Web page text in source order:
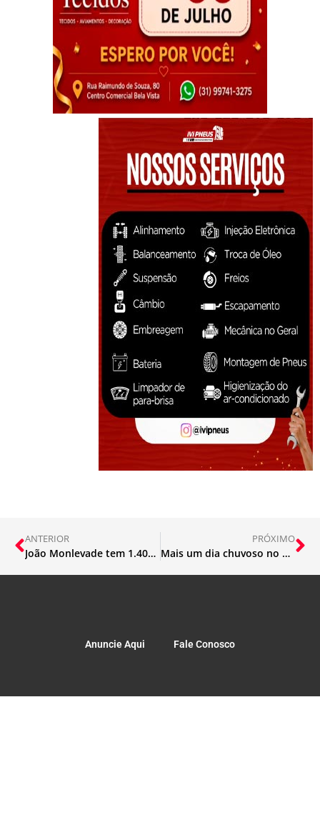
ANTERIOR
João Monlevade tem 1.408 com Covid-19
PRÓXIMO
Mais um dia chuvoso no Sudeste
Anuncie Aqui Fale Conosco